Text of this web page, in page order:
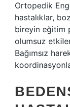
Ortopedik
hastalıklar,
bireyin eğitim
olumsuz
Bağımsız